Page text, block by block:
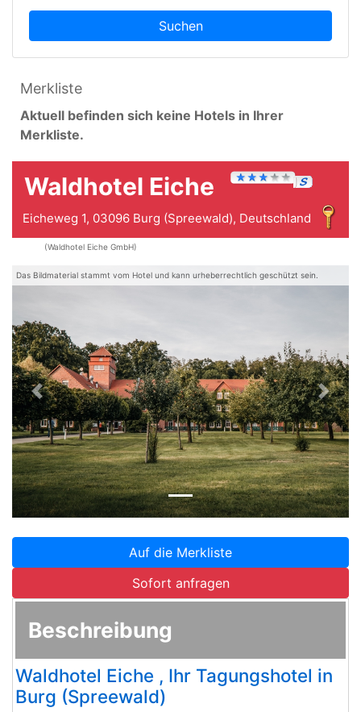
Suchen
Merkliste
Aktuell befinden sich keine Hotels in Ihrer
Merkliste.
Waldhotel Eiche
Eicheweg 1, 03096 Burg (Spreewald), Deutschland
(Waldhotel Eiche GmbH)
Das Bildmaterial stammt vom Hotel und kann urheberrechtlich geschützt sein.
Zurück
Auf die Merkliste
Sofort anfragen
Beschreibung
Waldhotel Eiche , Ihr Tagungshotel in
Burg (Spreewald)